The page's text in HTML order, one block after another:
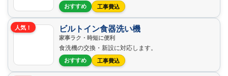
おすすめ 工事費込
人気！ ビルトイン食器洗い機
家事ラク・時短に便利
食洗機の交換・新設に対応します。
おすすめ 工事費込